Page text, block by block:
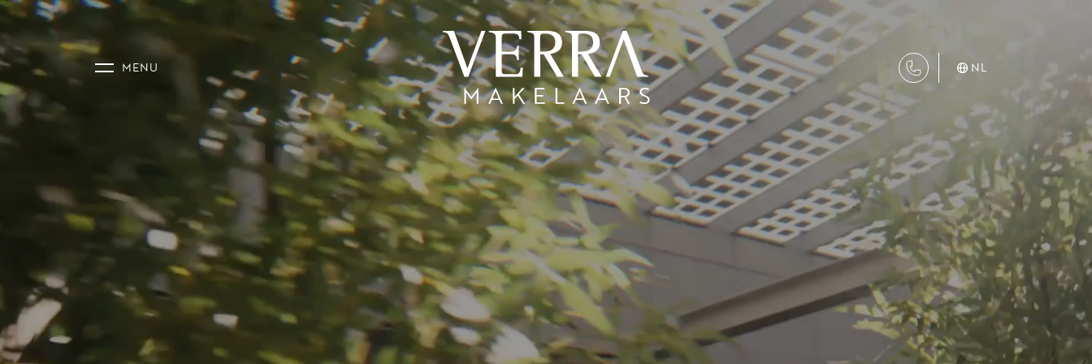
NL
AANBOD
DIENSTEN
NIEUWS
AANBOD
Te koop
Te huur
Shortstay
Nieuwbouw
Verkocht
Verhuurd
DIENSTEN
Aanhuur
Aankoop
Beheer
Verhuur
Verkoop